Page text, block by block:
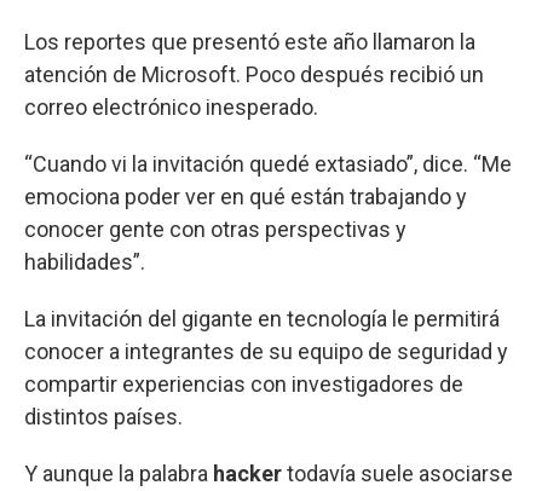
Los reportes que presentó este año llamaron la
atención de Microsoft. Poco después recibió un
correo electrónico inesperado.
“Cuando vi la invitación quedé extasiado”, dice. “Me
emociona poder ver en qué están trabajando y
conocer gente con otras perspectivas y
habilidades”.
La invitación del gigante en tecnología le permitirá
conocer a integrantes de su equipo de seguridad y
compartir experiencias con investigadores de
distintos países.
Y aunque la palabra hackertodavía suele asociarse